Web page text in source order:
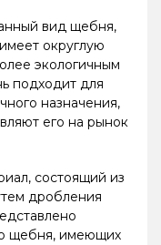
вид щебня,
округлую
экологичным
подходит для
назначения,
его на рынок
состоящий из
дробления
щебня, имеющих